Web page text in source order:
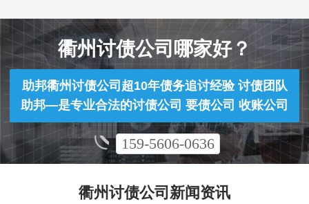
衢州讨债公司哪家好？
助邦衢州讨债公司超10年债务追讨经验 讨债团队
助邦—是专业合法的讨债公司 要债公司 收账公司
159-5606-0636
衢州讨债公司新闻资讯